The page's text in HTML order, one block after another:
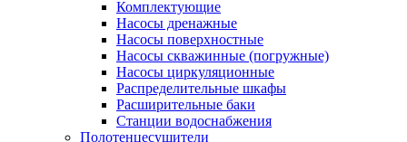
Комплектующие
Насосы дренажные
Насосы поверхностные
Насосы скважинные (погружные)
Насосы циркуляционные
Распределительные шкафы
Расширительные баки
Станции водоснабжения
Полотенцесушители